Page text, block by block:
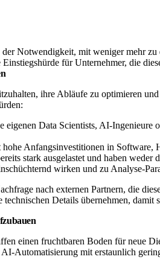
Notwendigkeit, mit weniger mehr
für Unternehmer, die
ihre Abläufe zu optimieren
eigenen Data Scientists, AI-
Anfangsinvestitionen in Software,
stark ausgelastet und haben
wirken und zu Analyse-
nach externen Partnern, die
Details übernehmen,
einen fruchtbaren Boden für neue
Automatisierung mit erstaunlich